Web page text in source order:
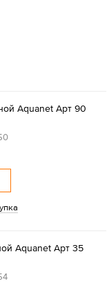
Aquanet Арт 90
Aquanet Арт 35